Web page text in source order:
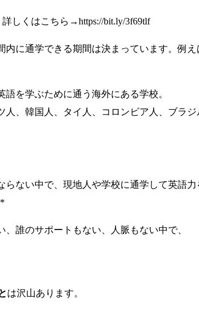
しくはこちら→https://bit.ly/3f69tlf
に通学できる期間は決まっています。例
を学ぶために通う海外にある学校。
人、韓国人、タイ人、コロンビア人、ブラ
ない中で、現地人や学校に通学して英語
誰のサポートもない、人脈もない中で、
は沢山あります。